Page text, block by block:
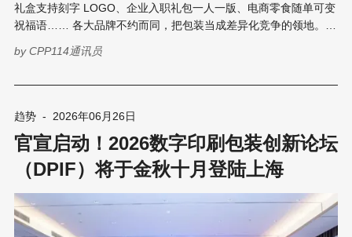
礼盒支持刻字 LOGO、企业入职礼包一人一版、电商零食随单可变
祝福语…… 各大品牌不约而同，把包装当成差异化竞争的领地。
苏稳步推进，电商渠道渗透率不断提升。市场竞争倒逼行业拥抱小
包装设计从 “基础功能” 转向 “情感设计”，超 50%35 岁以下年轻消
复古视觉、千人千面定制三大方式，用包装和消费者建立情绪连
接。 礼品行业白皮书披露：国内企业礼品定制市场规模约 2400
亿，覆盖商务拜访、年会、团建、节日福利等全经营场景，超半数
民营企业有长期定制采购需求。季节限定、IP 联名、社交媒体传
播，进一步放大定制包装的市场价值。
byCPP114通讯员
趋势 - 2026年06月26日
官宣启动！2026数字印刷包装创新论坛
（DPIF）将于金秋十月登陆上海